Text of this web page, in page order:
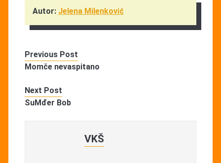
Autor: Jelena Milenković
Previous Post
Momče nevaspitano
Next Post
SuMđer Bob
VKŠ